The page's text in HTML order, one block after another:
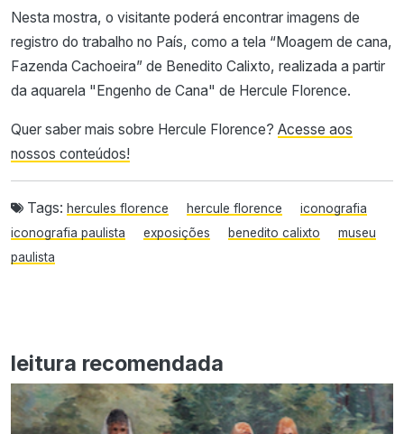
Nesta mostra, o visitante poderá encontrar imagens de
registro do trabalho no País, como a tela “Moagem de cana,
Fazenda Cachoeira” de Benedito Calixto, realizada a partir
da aquarela "Engenho de Cana" de Hercule Florence.
Quer saber mais sobre Hercule Florence? Acesse aos
nossos conteúdos!
Tags: hercules florence hercule florence
iconografia
iconografia paulista
exposições benedito calixto
museu
paulista
leitura recomendada